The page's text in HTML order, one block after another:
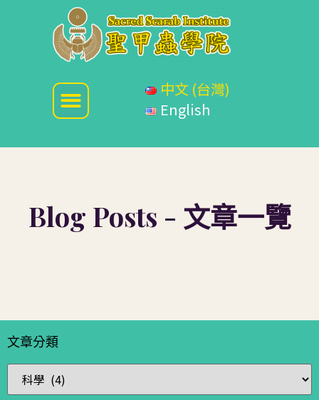
中文 (台灣)
English
Blog Posts - 文章一覽
文章分類